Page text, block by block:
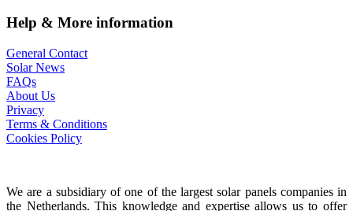
Help & More information
General Contact
Solar News
FAQs
About Us
Privacy
Terms & Conditions
Cookies Policy
We are a subsidiary of one of the largest solar panels companies in
the Netherlands. This knowledge and expertise allows us to offer